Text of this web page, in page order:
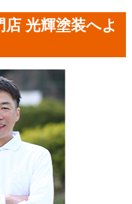
光輝塗装へよ